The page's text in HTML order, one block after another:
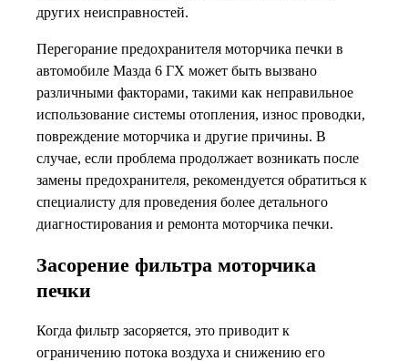
других неисправностей.
Перегорание предохранителя моторчика печки в
автомобиле Мазда 6 ГХ может быть вызвано
различными факторами, такими как неправильное
использование системы отопления, износ проводки,
повреждение моторчика и другие причины. В
случае, если проблема продолжает возникать после
замены предохранителя, рекомендуется обратиться к
специалисту для проведения более детального
диагностирования и ремонта моторчика печки.
Засорение фильтра моторчика
печки
Когда фильтр засоряется, это приводит к
ограничению потока воздуха и снижению его